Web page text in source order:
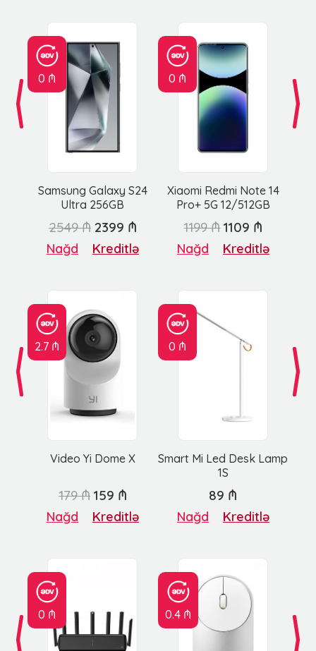
0 ₼
Samsung Galaxy S24
Ultra 256GB
0 ₼
Xiaomi Redmi Note 14
Pro+ 5G 12/512GB
2549 ₼ 2399 ₼
Nağd Kreditlə
1199 ₼ 1109 ₼
Nağd Kreditlə
2.7 ₼
Video Yi Dome X
0 ₼
Smart Mi Led Desk Lamp
1S
179 ₼ 159 ₼
Nağd Kreditlə
89 ₼
Nağd Kreditlə
0 ₼ 0.4 ₼